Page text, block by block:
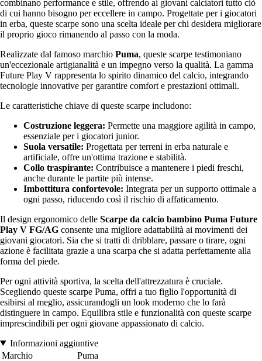
combinano performance e stile, offrendo ai giovani calciatori tutto ciò
di cui hanno bisogno per eccellere in campo. Progettate per i giocatori
in erba, queste scarpe sono una scelta ideale per chi desidera migliorare
il proprio gioco rimanendo al passo con la moda.
Realizzate dal famoso marchio Puma, queste scarpe testimoniano
un'eccezionale artigianalità e un impegno verso la qualità. La gamma
Future Play V rappresenta lo spirito dinamico del calcio, integrando
tecnologie innovative per garantire comfort e prestazioni ottimali.
Le caratteristiche chiave di queste scarpe includono:
Costruzione leggera: Permette una maggiore agilità in campo,
essenziale per i giocatori junior.
Suola versatile: Progettata per terreni in erba naturale e
artificiale, offre un'ottima trazione e stabilità.
Collo traspirante: Contribuisce a mantenere i piedi freschi,
anche durante le partite più intense.
Imbottitura confortevole: Integrata per un supporto ottimale a
ogni passo, riducendo così il rischio di affaticamento.
Il design ergonomico delle Scarpe da calcio bambino Puma Future
Play V FG/AG consente una migliore adattabilità ai movimenti dei
giovani giocatori. Sia che si tratti di dribblare, passare o tirare, ogni
azione è facilitata grazie a una scarpa che si adatta perfettamente alla
forma del piede.
Per ogni attività sportiva, la scelta dell'attrezzatura è cruciale.
Scegliendo queste scarpe Puma, offri a tuo figlio l'opportunità di
esibirsi al meglio, assicurandogli un look moderno che lo farà
distinguere in campo. Equilibra stile e funzionalità con queste scarpe
imprescindibili per ogni giovane appassionato di calcio.
Informazioni aggiuntive
Marchio
Puma